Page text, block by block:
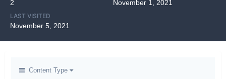
2 November 1, 2021
LAST VISITED
November 5, 2021
Content Type